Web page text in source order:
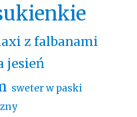
z falbanami
jesień
sweter w paski